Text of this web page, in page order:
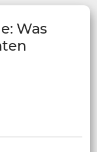
Was